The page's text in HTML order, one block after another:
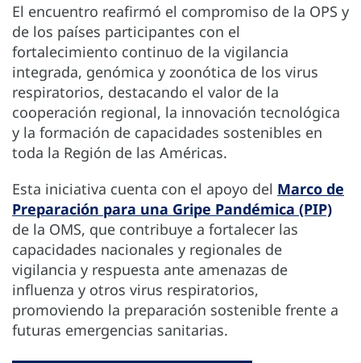
El encuentro reafirmó el compromiso de la OPS y
de los países participantes con el
fortalecimiento continuo de la vigilancia
integrada, genómica y zoonótica de los virus
respiratorios, destacando el valor de la
cooperación regional, la innovación tecnológica
y la formación de capacidades sostenibles en
toda la Región de las Américas.
Esta iniciativa cuenta con el apoyo del Marco de
Preparación para una Gripe Pandémica (PIP)
de la OMS, que contribuye a fortalecer las
capacidades nacionales y regionales de
vigilancia y respuesta ante amenazas de
influenza y otros virus respiratorios,
promoviendo la preparación sostenible frente a
futuras emergencias sanitarias.